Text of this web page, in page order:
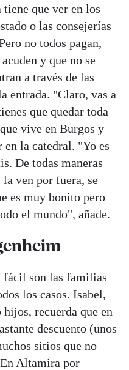
tiene que ver en los
o las consejerías
no todos pagan,
y que no se
a través de las
entrada. "Claro, vas a
que quedar toda
vive en Burgos y
en la catedral. "Yo es
De todas maneras
ven por fuera, se
es muy bonito pero
el mundo", añade.
fácil son las familias
los casos. Isabel,
recuerda que en
descuento (unos
sitios que no
Altamira por